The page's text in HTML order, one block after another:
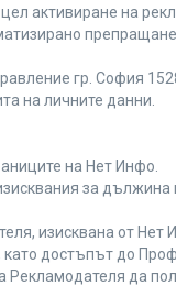
активиране на
гр. София
на личните данни.
на Нет Инфо.
за
изисквана от Нет
достъпът до
да